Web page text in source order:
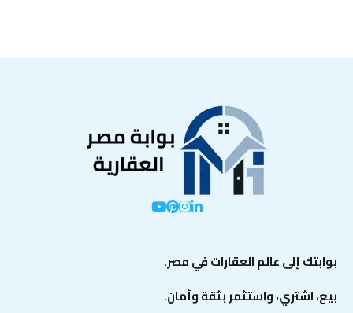
بوابتك إلى عالم العقارات في مصر.
بيع، اشتري، واستثمر بثقة وأمان.